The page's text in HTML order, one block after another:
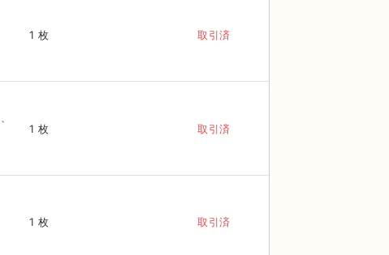
1 枚 取引済
1 枚 取引済
1 枚 取引済